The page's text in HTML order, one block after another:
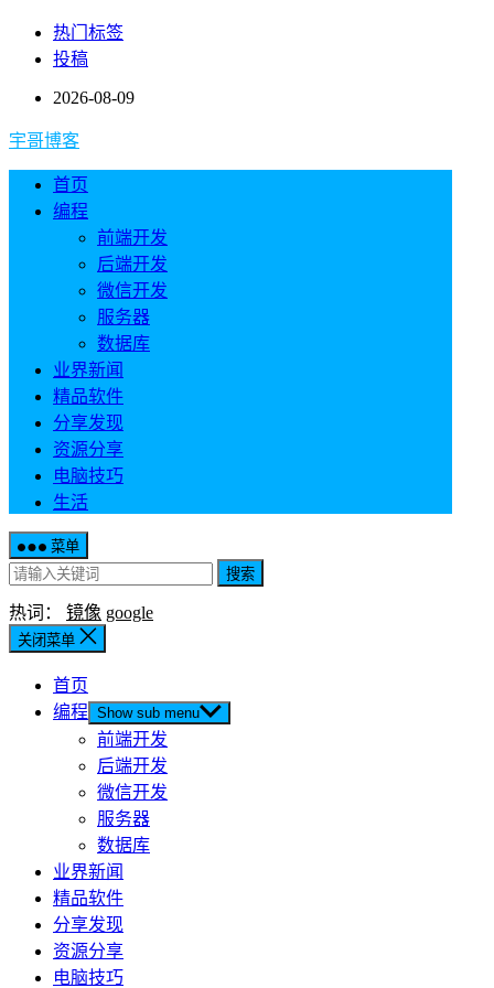
热门标签
投稿
2026-08-09
宇哥博客
首页
编程
前端开发
后端开发
微信开发
服务器
数据库
业界新闻
精品软件
分享发现
资源分享
电脑技巧
生活
菜单
搜索
热词： 镜像 google
关闭菜单
首页
编程 Show sub menu
前端开发
后端开发
微信开发
服务器
数据库
业界新闻
精品软件
分享发现
资源分享
电脑技巧